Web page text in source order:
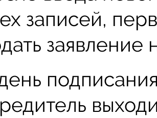
записей,
заявление